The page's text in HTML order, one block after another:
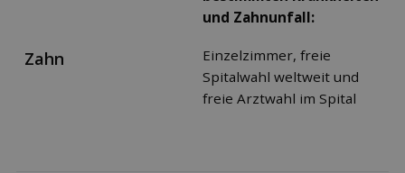
Zahn
und Zahnunfall:
Einzelzimmer, freie
Spitalwahl weltweit und
freie Arztwahl im Spital